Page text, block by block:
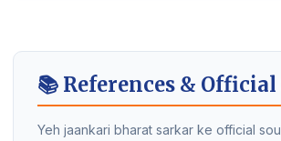
📚 References & Official
Yeh jaankari bharat sarkar ke official